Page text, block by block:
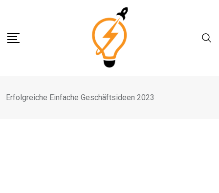
content
Erfolgreiche Einfache Geschäftsideen 2023